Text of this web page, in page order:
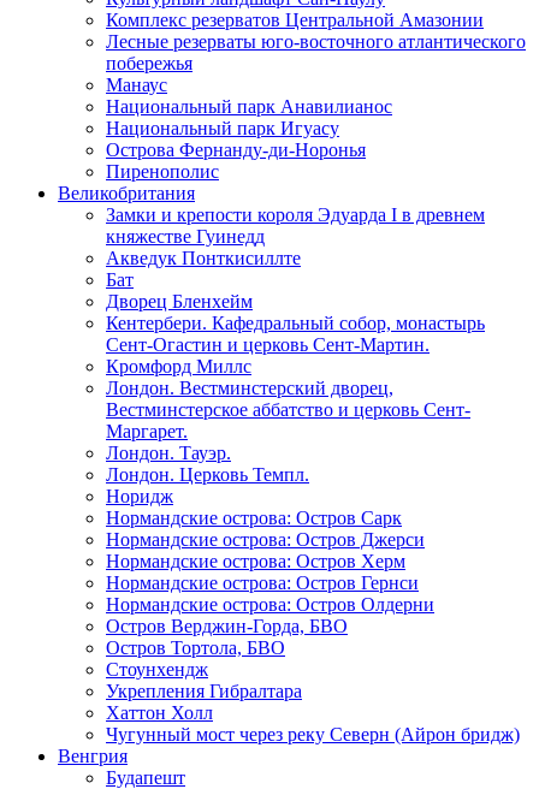
Комплекс резерватов Центральной Амазонии
Лесные резерваты юго-восточного атлантического
побережья
Манаус
Национальный парк Анавилианос
Национальный парк Игуасу
Острова Фернанду-ди-Норонья
Пиренополис
Великобритания
Замки и крепости короля Эдуарда I в древнем
княжестве Гуинедд
Акведук Понткисиллте
Бат
Дворец Бленхейм
Кентербери. Кафедральный собор, монастырь
Сент-Огастин и церковь Сент-Мартин.
Кромфорд Миллс
Лондон. Вестминстерский дворец,
Вестминстерское аббатство и церковь Cент-
Маргарет.
Лондон. Тауэр.
Лондон. Церковь Темпл.
Норидж
Нормандские острова: Остров Сарк
Нормандские острова: Остров Джерси
Нормандские острова: Остров Херм
Нормандские острова: Остров Гернси
Нормандские острова: Остров Олдерни
Остров Верджин-Горда, БВО
Остров Тортола, БВО
Стоунхендж
Укрепления Гибралтара
Хаттон Холл
Чугунный мост через реку Северн (Айрон бридж)
Венгрия
Будапешт